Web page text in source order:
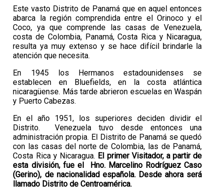
Este vasto Distrito de Panamá que en aquel entonces
abarca la región comprendida entre el Orinoco y el
Coco, ya que comprende las casas de Venezuela,
costa de Colombia, Panamá, Costa Rica y Nicaragua,
resulta ya muy extenso y se hace difícil brindarle la
atención que necesita.
En 1945 los Hermanos estadounidenses se
establecen en Bluefields, en la costa atlántica
nicaragüense. Más tarde abrieron escuelas en Waspán
y Puerto Cabezas.
En el año 1951, los superiores deciden dividir el
Distrito. Venezuela tuvo desde entonces una
administración propia. El Distrito de Panamá se quedó
con las casas del norte de Colombia, las de Panamá,
Costa Rica y Nicaragua. El primer Visitador, a partir de
esta división, fue el Hno. Marcelino Rodríguez Caso
(Gerino), de nacionalidad española. Desde ahora será
llamado Distrito de Centroamérica.